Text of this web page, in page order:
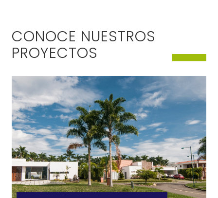
CONOCE NUESTROS
PROYECTOS